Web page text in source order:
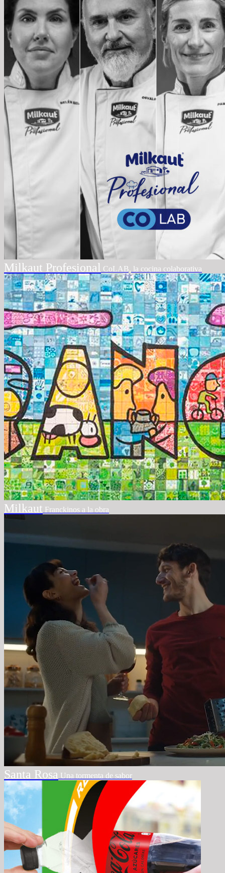
Milkaut Profesional CoLAB, la cocina colaborativa
Milkaut Franckinos a la obra
Santa Rosa Una tormenta de sabor